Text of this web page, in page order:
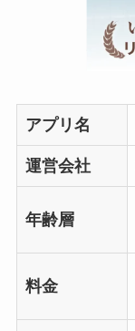
アプリ名
運営会社
年齢層
料金